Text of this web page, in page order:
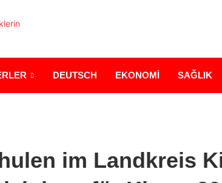
DEUTSCH EKONOMİ SAĞLIK
im Landkreis